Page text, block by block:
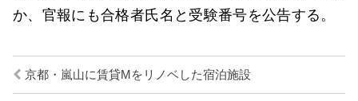
か、官報にも合格者氏名と受験番号を公告する。
京都・嵐山に賃貸Mをリノベした宿泊施設